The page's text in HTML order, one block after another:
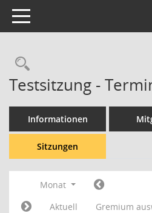
Toggle navigation
Rechercheauswahl
Testsitzung -
Informationen
Sitzungen
Monat
Aktuell
Gremium